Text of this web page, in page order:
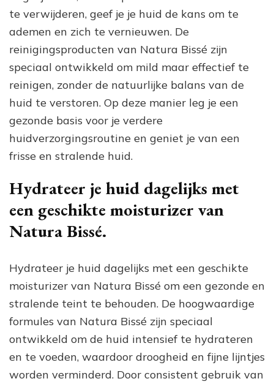
te verwijderen, geef je je huid de kans om te
ademen en zich te vernieuwen. De
reinigingsproducten van Natura Bissé zijn
speciaal ontwikkeld om mild maar effectief te
reinigen, zonder de natuurlijke balans van de
huid te verstoren. Op deze manier leg je een
gezonde basis voor je verdere
huidverzorgingsroutine en geniet je van een
frisse en stralende huid.
Hydrateer je huid dagelijks met
een geschikte moisturizer van
Natura Bissé.
Hydrateer je huid dagelijks met een geschikte
moisturizer van Natura Bissé om een gezonde en
stralende teint te behouden. De hoogwaardige
formules van Natura Bissé zijn speciaal
ontwikkeld om de huid intensief te hydrateren
en te voeden, waardoor droogheid en fijne lijntjes
worden verminderd. Door consistent gebruik van